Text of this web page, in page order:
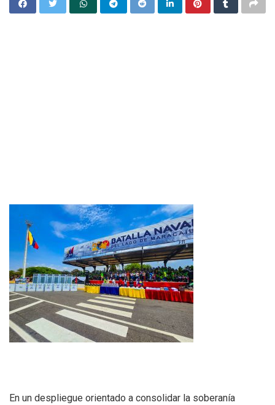
En un despliegue orientado a consolidar la soberanía